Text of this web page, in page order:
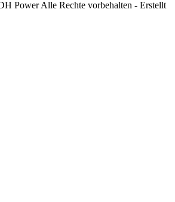
Power Alle Rechte vorbehalten - Erstellt